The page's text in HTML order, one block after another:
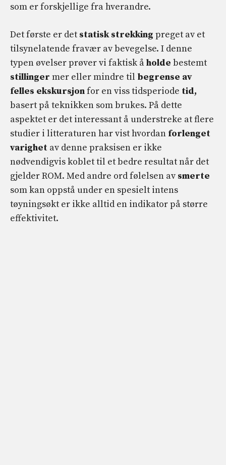
som er forskjellige fra hverandre.
Det første er det statisk strekking preget av et
tilsynelatende fravær av bevegelse. I denne
typen øvelser prøver vi faktisk åholde bestemt
stillinger mer eller mindre til begrense av
felles ekskursjonfor en viss tidsperiode tid,
basert på teknikken som brukes. På dette
aspektet er det interessant å understreke at flere
studier i litteraturen har vist hvordan forlenget
varighet av denne praksisen er ikke
nødvendigvis koblet til et bedre resultat når det
gjelder ROM. Med andre ord følelsen av smerte
som kan oppstå under en spesielt intens
tøyningsøkt er ikke alltid en indikator på større
effektivitet.